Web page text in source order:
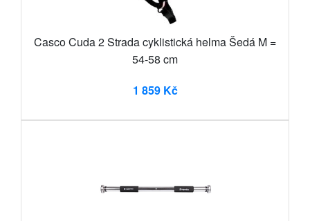
Casco Cuda 2 Strada cyklistická helma Šedá M =
54-58 cm
1 859 Kč